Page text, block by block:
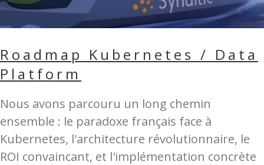
Roadmap Kubernetes / Data
Platform
Nous avons parcouru un long chemin
ensemble : le paradoxe français face à
Kubernetes, l'architecture révolutionnaire, le
ROI convaincant, et l'implémentation concrète